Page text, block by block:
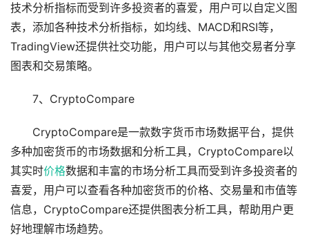
技术分析指标而受到许多投资者的喜爱，用户可以自定义图
表，添加各种技术分析指标，如均线、MACD和RSI等，
TradingView还提供社交功能，用户可以与其他交易者分享
图表和交易策略。
7、CryptoCompare
CryptoCompare是一款数字货币市场数据平台，提供
多种加密货币的市场数据和分析工具，CryptoCompare以
其实时价格数据和丰富的市场分析工具而受到许多投资者的
喜爱，用户可以查看各种加密货币的价格、交易量和市值等
信息，CryptoCompare还提供图表分析工具，帮助用户更
好地理解市场趋势。